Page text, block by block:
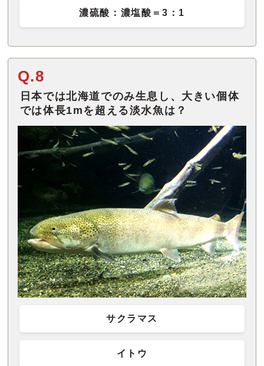
濃硫酸：濃塩酸＝3：1
Q.8
日本では北海道でのみ生息し、大きい個体
では体長1mを超える淡水魚は？
サクラマス
イトウ